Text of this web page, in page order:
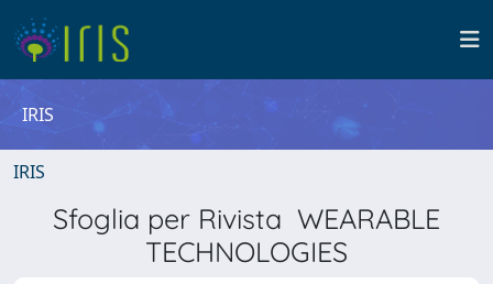
IRIS
IRIS
Sfoglia per Rivista WEARABLE
TECHNOLOGIES